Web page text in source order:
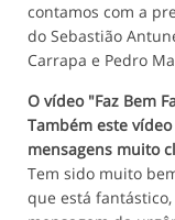
contamos com a
do Sebastião
Carrapa e Pedro
O vídeo "Faz Bem
Também este
mensagens muito
Tem sido muito
que está